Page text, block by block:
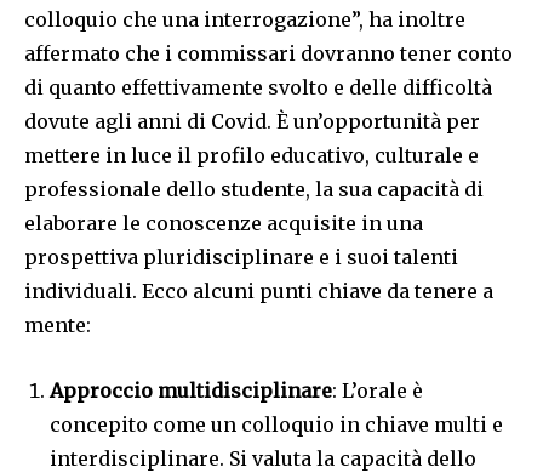
colloquio che una interrogazione”, ha inoltre
affermato che i commissari dovranno tener conto
di quanto effettivamente svolto e delle difficoltà
dovute agli anni di Covid. È un’opportunità per
mettere in luce il profilo educativo, culturale e
professionale dello studente, la sua capacità di
elaborare le conoscenze acquisite in una
prospettiva pluridisciplinare e i suoi talenti
individuali. Ecco alcuni punti chiave da tenere a
mente:
Approccio multidisciplinare: L’orale è
concepito come un colloquio in chiave multi e
interdisciplinare. Si valuta la capacità dello